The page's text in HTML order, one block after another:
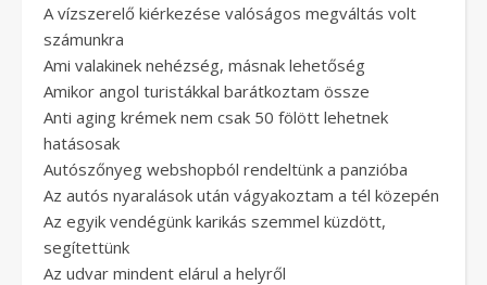
A vízszerelő kiérkezése valóságos megváltás volt
számunkra
Ami valakinek nehézség, másnak lehetőség
Amikor angol turistákkal barátkoztam össze
Anti aging krémek nem csak 50 fölött lehetnek
hatásosak
Autószőnyeg webshopból rendeltünk a panzióba
Az autós nyaralások után vágyakoztam a tél közepén
Az egyik vendégünk karikás szemmel küzdött,
segítettünk
Az udvar mindent elárul a helyről